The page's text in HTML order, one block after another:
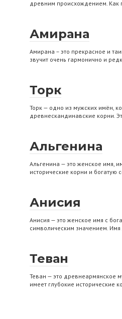
древним происхождением. Как
Амирана
Амирана – это прекрасное и
звучит очень гармонично и
Торк
Торк — одно из мужских имён,
древнескандинавские корни.
Альгенина
Альгенина — это женское имя,
исторические корни и богатую
Анисия
Анисия — это женское имя с
символическим значением. Имя
Теван
Теван — это древнеармянское
имеет глубокие исторические